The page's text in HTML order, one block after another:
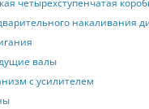
четырехступенчатая
накаливания дизельного
валы
с усилителем